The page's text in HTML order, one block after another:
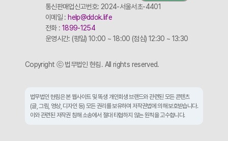
통신판매업신고번호: 2024-서울서초-4401
이메일 : help@ddok.life
전화 : 1899-1254
운영시간: (평일) 10:00 ~ 18:00 (점심) 12:30 ~ 13:30
Copyright ⓒ 법무법인 현림. All rights reserved.
법무법인 현림은 본 웹사이트 및 똑생 개인회생 브랜드와 관련된 모든 콘텐츠
(글, 그림, 영상, 디자인 등) 모든 권리를 보유하며 저작권법에 의해 보호받습니다.
이와 관련된 저작권 침해 소송에서 절대 타협하지 않는 원칙을 고수합니다.